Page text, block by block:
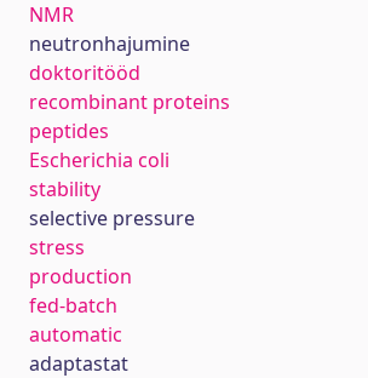
NMR
neutronhajumine
doktoritööd
recombinant proteins
peptides
Escherichia coli
stability
selective pressure
stress
production
fed-batch
automatic
adaptastat